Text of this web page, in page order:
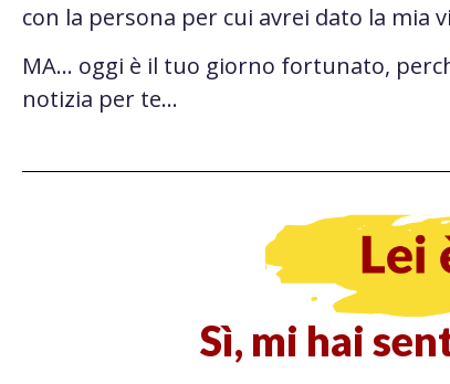
con la persona per cui avrei dato la mia
MA… oggi è il tuo giorno fortunato,
notizia per te…
Sì, mi hai